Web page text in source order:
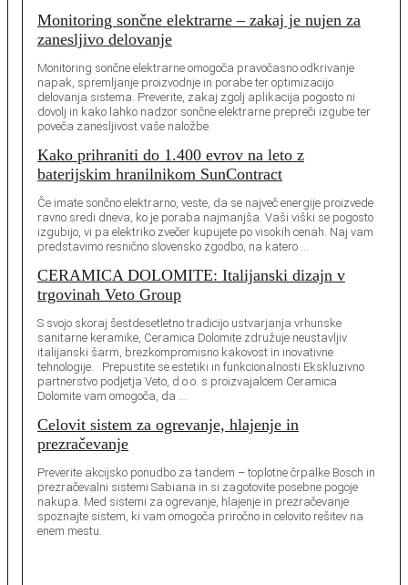
Monitoring sončne elektrarne – zakaj je nujen za
zanesljivo delovanje
Monitoring sončne elektrarne omogoča pravočasno odkrivanje
napak, spremljanje proizvodnje in porabe ter optimizacijo
delovanja sistema. Preverite, zakaj zgolj aplikacija pogosto ni
dovolj in kako lahko nadzor sončne elektrarne prepreči izgube ter
poveča zanesljivost vaše naložbe.
Kako prihraniti do 1.400 evrov na leto z
baterijskim hranilnikom SunContract
Če imate sončno elektrarno, veste, da se največ energije proizvede
ravno sredi dneva, ko je poraba najmanjša. Vaši viški se pogosto
izgubijo, vi pa elektriko zvečer kupujete po visokih cenah. Naj vam
predstavimo resnično slovensko zgodbo, na katero …
CERAMICA DOLOMITE: Italijanski dizajn v
trgovinah Veto Group
S svojo skoraj šestdesetletno tradicijo ustvarjanja vrhunske
sanitarne keramike, Ceramica Dolomite združuje neustavljiv
italijanski šarm, brezkompromisno kakovost in inovativne
tehnologije. Prepustite se estetiki in funkcionalnosti Ekskluzivno
partnerstvo podjetja Veto, d.o.o. s proizvajalcem Ceramica
Dolomite vam omogoča, da …
Celovit sistem za ogrevanje, hlajenje in
prezračevanje
Preverite akcijsko ponudbo za tandem – toplotne črpalke Bosch in
prezračevalni sistemi Sabiana in si zagotovite posebne pogoje
nakupa. Med sistemi za ogrevanje, hlajenje in prezračevanje
spoznajte sistem, ki vam omogoča priročno in celovito rešitev na
enem mestu.